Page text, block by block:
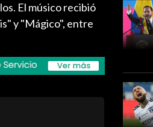
El músico recibió
y "Mágico", entre